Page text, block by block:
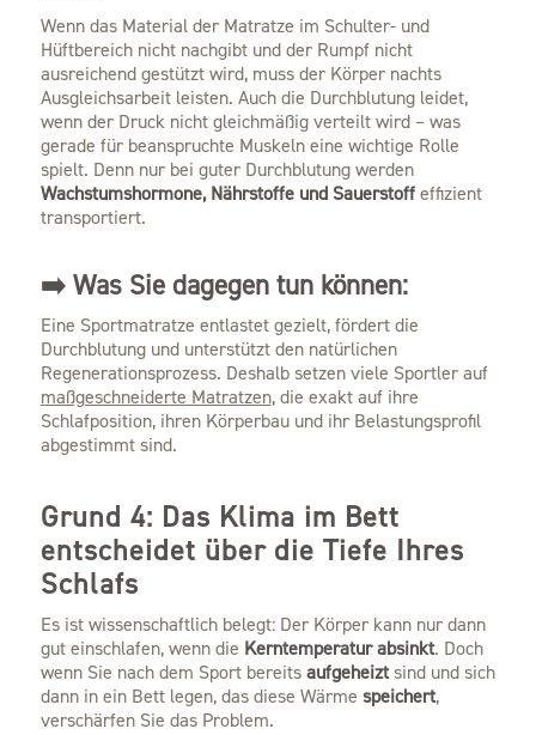
Wenn das Material der Matratze im Schulter- und
Hüftbereich nicht nachgibt und der Rumpf nicht
ausreichend gestützt wird, muss der Körper nachts
Ausgleichsarbeit leisten. Auch die Durchblutung leidet,
wenn der Druck nicht gleichmäßig verteilt wird – was
gerade für beanspruchte Muskeln eine wichtige Rolle
spielt. Denn nur bei guter Durchblutung werden
Wachstumshormone, Nährstoffe und Sauerstoffeffizient
transportiert.
➡️ Was Sie dagegen tun können:
Eine Sportmatratze entlastet gezielt, fördert die
Durchblutung und unterstützt den natürlichen
Regenerationsprozess. Deshalb setzen viele Sportler auf
maßgeschneiderte Matratzen, die exakt auf ihre
Schlafposition, ihren Körperbau und ihr Belastungsprofil
abgestimmt sind.
Grund 4: Das Klima im Bett
entscheidet über die Tiefe Ihres
Schlafs
Es ist wissenschaftlich belegt: Der Körper kann nur dann
gut einschlafen, wenn die Kerntemperatur absinkt. Doch
wenn Sie nach dem Sport bereitsaufgeheiztsind und sich
dann in ein Bett legen, das diese Wärme speichert,
verschärfen Sie das Problem.